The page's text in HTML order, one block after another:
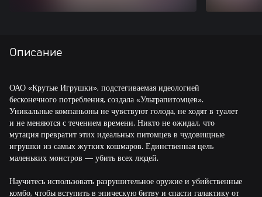
Описание
ОАО «Крутые Игрушки», подстегиваемая идеологией
бесконечного потребления, создала «Ультрапитомцев».
Уникальные компаньоны не чувствуют голода, не ходят в туалет
и не меняются с течением времени. Никто не ожидал, что
мутация превратит этих идеальных питомцев в чудовищные
игрушки из самых жутких кошмаров. Единственная цель
маленьких монстров — убить всех людей.
Научитесь использовать разрушительное оружие и убийственные
комбо, чтобы вступить в эпическую битву и спасти галактику от